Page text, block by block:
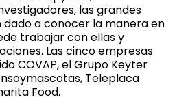
las grandes
dado a conocer la manera en
trabajar con ellas y
Las cinco empresas
COVAP, el Grupo Keyter
Teleplaca
Food.